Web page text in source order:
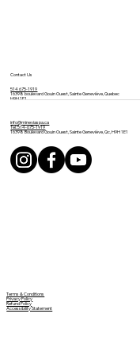
Contact Us
514 675-1919
16398 boulevard Gouin Ouest, Sainte Geneviève, Quebec
H9H 1E1
info@mineviaspa.ca
Tel: 514-675-1919
16398 Boulevard Gouin Ouest, Sainte Geneviève, Qc, H9H 1E1
Terms & Conditions
Privacy Policy
Refund Policy
Accessibility Statement